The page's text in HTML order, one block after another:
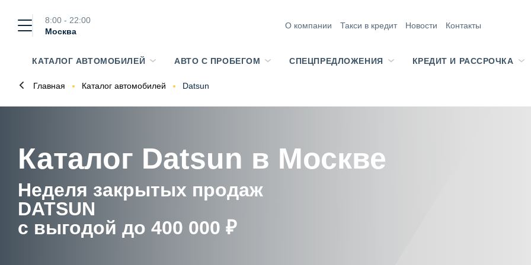
8:00 - 22:00
Москва
О компании Такси в кредит Новости Контакты
КАТАЛОГ АВТОМОБИЛЕЙ АВТО С ПРОБЕГОМ СПЕЦПРЕДЛОЖЕНИЯ КРЕДИТ И РАССРОЧКА
Главная Каталог автомобилей Datsun
Каталог Datsun в Москве
Неделя закрытых продаж
DATSUN
с выгодой до 400 000 ₽